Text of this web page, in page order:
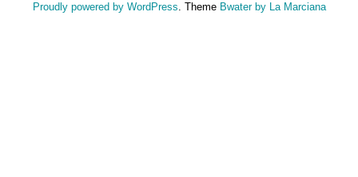
Proudly powered by WordPress. Theme Bwater by La Marciana